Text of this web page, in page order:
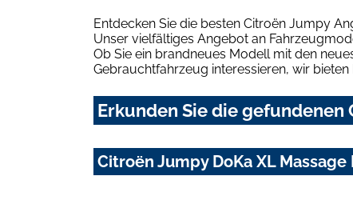
Entdecken Sie die besten Citroën Jumpy
Unser vielfältiges Angebot an
Ob Sie ein brandneues Modell mit den
Gebrauchtfahrzeug interessieren, wir
Erkunden Sie die
Citroën Jumpy DoKa XL